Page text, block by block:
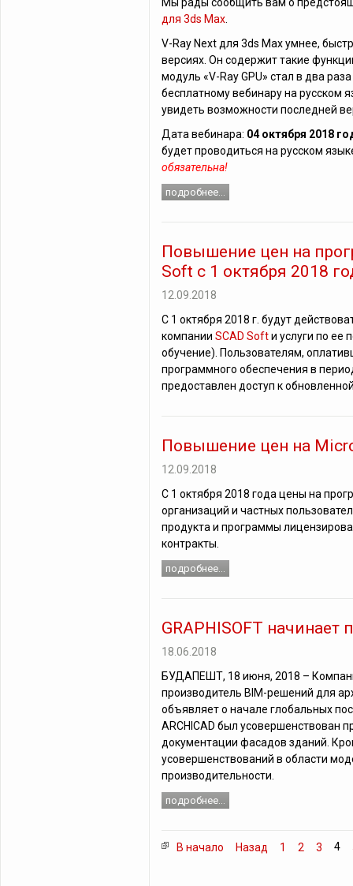
для 3ds Max
V-Ray Next для 3ds Max умнее,
версиях. Он содержит такие
модуль «V-Ray GPU» стал в два
бесплатному вебинару на русском
увидеть возможности последней
Дата вебинара: 04 октября 2018
будет проводиться на русском
обязательна!
подробнее...
Повышение цен на
Soft с 1 октября 2018
12.09.2018
С 1 октября 2018 г. будут
компании SCAD Softи услуги по ее
обучение). Пользователям,
программного обеспечения в
предоставлен доступ к
Повышение цен на
12.09.2018
С 1 октября 2018 года цены на
организаций и частных
продукта и программы
контракты.
подробнее...
GRAPHISOFT начинает
18.06.2018
БУДАПЕШТ, 18 июня, 2018 –
производитель BIM-решений для
объявляет о начале глобальных
ARCHICAD был усовершенствован
документации фасадов зданий.
усовершенствований в области
производительности.
подробнее...
В начало Назад 1 2 3 4